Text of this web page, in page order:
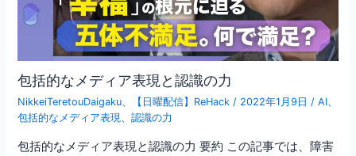
包括的なメディア表現と認識の力
NikkeiTeretouDaigaku、 【日曜配信】ReHack / 2022年1月9日 /AI、
包括的なメディア表現、認識の力
包括的なメディア表現と認識の力 要約 この記事では、障害